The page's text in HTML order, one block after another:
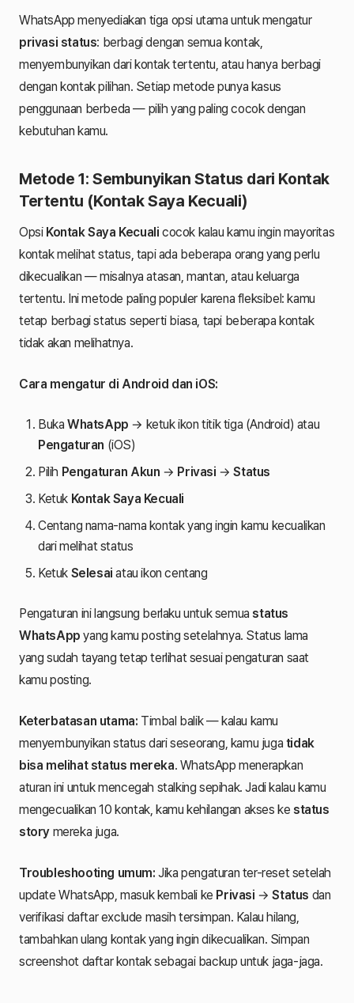
WhatsApp menyediakan tiga opsi utama untuk mengatur
privasi status: berbagi dengan semua kontak,
menyembunyikan dari kontak tertentu, atau hanya berbagi
dengan kontak pilihan. Setiap metode punya kasus
penggunaan berbeda — pilih yang paling cocok dengan
kebutuhan kamu.
Metode 1: Sembunyikan Status dari Kontak
Tertentu (Kontak Saya Kecuali)
Opsi Kontak Saya Kecuali cocok kalau kamu ingin mayoritas
kontak melihat status, tapi ada beberapa orang yang perlu
dikecualikan — misalnya atasan, mantan, atau keluarga
tertentu. Ini metode paling populer karena fleksibel: kamu
tetap berbagi status seperti biasa, tapi beberapa kontak
tidak akan melihatnya.
Cara mengatur di Android dan iOS:
Buka WhatsApp → ketuk ikon titik tiga (Android) atau
Pengaturan (iOS)
Pilih Pengaturan Akun → Privasi →Status
Ketuk Kontak Saya Kecuali
Centang nama-nama kontak yang ingin kamu kecualikan
dari melihat status
Ketuk Selesai atau ikon centang
Pengaturan ini langsung berlaku untuk semuastatus
WhatsApp yang kamu posting setelahnya. Status lama
yang sudah tayang tetap terlihat sesuai pengaturan saat
kamu posting.
Keterbatasan utama: Timbal balik — kalau kamu
menyembunyikan status dari seseorang, kamu juga tidak
bisa melihat status mereka. WhatsApp menerapkan
aturan ini untuk mencegah stalking sepihak. Jadi kalau kamu
mengecualikan 10 kontak, kamu kehilangan akses kestatus
story mereka juga.
Troubleshooting umum: Jika pengaturan ter-reset setelah
update WhatsApp, masuk kembali ke Privasi →Status dan
verifikasi daftar exclude masih tersimpan. Kalau hilang,
tambahkan ulang kontak yang ingin dikecualikan. Simpan
screenshot daftar kontak sebagai backup untuk jaga-jaga.